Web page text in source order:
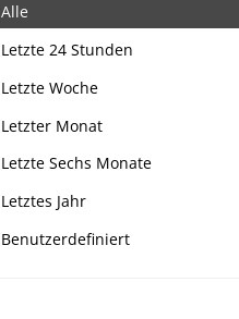
Alle
Letzte 24 Stunden
Letzte Woche
Letzter Monat
Letzte Sechs Monate
Letztes Jahr
Benutzerdefiniert